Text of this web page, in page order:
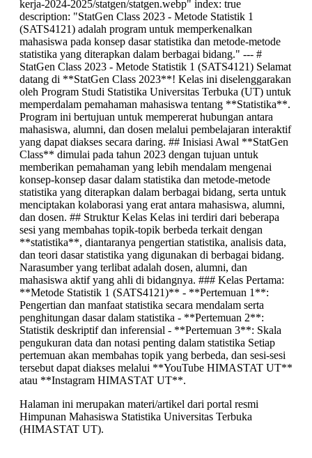
kerja-2024-2025/statgen/statgen.webp" index: true
description: "StatGen Class 2023 - Metode Statistik 1
(SATS4121) adalah program untuk memperkenalkan
mahasiswa pada konsep dasar statistika dan metode-metode
statistika yang diterapkan dalam berbagai bidang." --- #
StatGen Class 2023 - Metode Statistik 1 (SATS4121) Selamat
datang di **StatGen Class 2023**! Kelas ini diselenggarakan
oleh Program Studi Statistika Universitas Terbuka (UT) untuk
memperdalam pemahaman mahasiswa tentang **Statistika**.
Program ini bertujuan untuk mempererat hubungan antara
mahasiswa, alumni, dan dosen melalui pembelajaran interaktif
yang dapat diakses secara daring. ## Inisiasi Awal **StatGen
Class** dimulai pada tahun 2023 dengan tujuan untuk
memberikan pemahaman yang lebih mendalam mengenai
konsep-konsep dasar dalam statistika dan metode-metode
statistika yang diterapkan dalam berbagai bidang, serta untuk
menciptakan kolaborasi yang erat antara mahasiswa, alumni,
dan dosen. ## Struktur Kelas Kelas ini terdiri dari beberapa
sesi yang membahas topik-topik berbeda terkait dengan
**statistika**, diantaranya pengertian statistika, analisis data,
dan teori dasar statistika yang digunakan di berbagai bidang.
Narasumber yang terlibat adalah dosen, alumni, dan
mahasiswa aktif yang ahli di bidangnya. ### Kelas Pertama:
**Metode Statistik 1 (SATS4121)** - **Pertemuan 1**:
Pengertian dan manfaat statistika secara mendalam serta
penghitungan dasar dalam statistika - **Pertemuan 2**:
Statistik deskriptif dan inferensial - **Pertemuan 3**: Skala
pengukuran data dan notasi penting dalam statistika Setiap
pertemuan akan membahas topik yang berbeda, dan sesi-sesi
tersebut dapat diakses melalui **YouTube HIMASTAT UT**
atau **Instagram HIMASTAT UT**.
Halaman ini merupakan materi/artikel dari portal resmi
Himpunan Mahasiswa Statistika Universitas Terbuka
(HIMASTAT UT).